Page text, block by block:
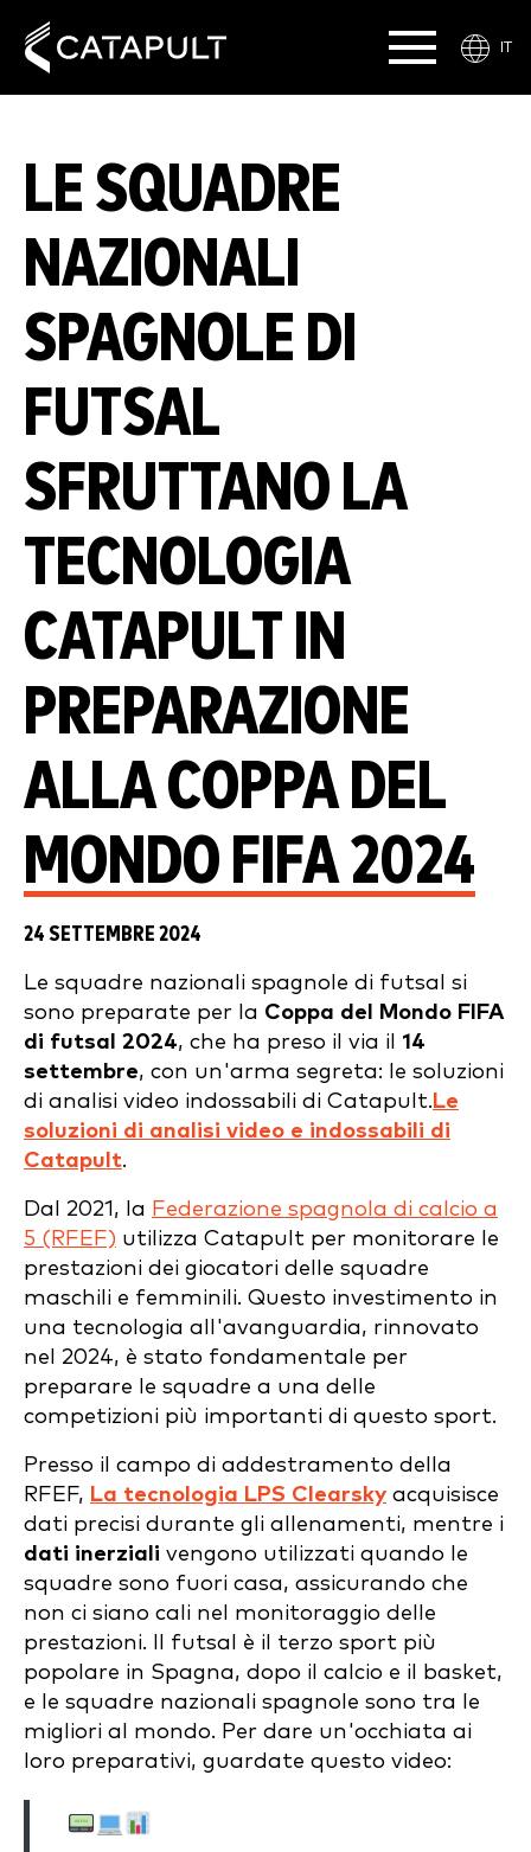
IT
LE SQUADRE
NAZIONALI
SPAGNOLE DI
FUTSAL
SFRUTTANO LA
TECNOLOGIA
CATAPULT IN
PREPARAZIONE
ALLA COPPA DEL
MONDO FIFA 2024
24 SETTEMBRE 2024
Le squadre nazionali spagnole di futsal si
sono preparate per la Coppa del Mondo FIFA
di futsal 2024, che ha preso il via il 14
settembre, con un'arma segreta: le soluzioni
di analisi video indossabili di Catapult. Le
soluzioni di analisi video e indossabili di
Catapult.
Dal 2021, la Federazione spagnola di calcio a
5 (RFEF) utilizza Catapult per monitorare le
prestazioni dei giocatori delle squadre
maschili e femminili. Questo investimento in
una tecnologia all'avanguardia, rinnovato
nel 2024, è stato fondamentale per
preparare le squadre a una delle
competizioni più importanti di questo sport.
Presso il campo di addestramento della
RFEF, La tecnologia LPS Clearsky acquisisce
dati precisi durante gli allenamenti, mentre i
dati inerziali vengono utilizzati quando le
squadre sono fuori casa, assicurando che
non ci siano cali nel monitoraggio delle
prestazioni. Il futsal è il terzo sport più
popolare in Spagna, dopo il calcio e il basket,
e le squadre nazionali spagnole sono tra le
migliori al mondo. Per dare un'occhiata ai
loro preparativi, guardate questo video: